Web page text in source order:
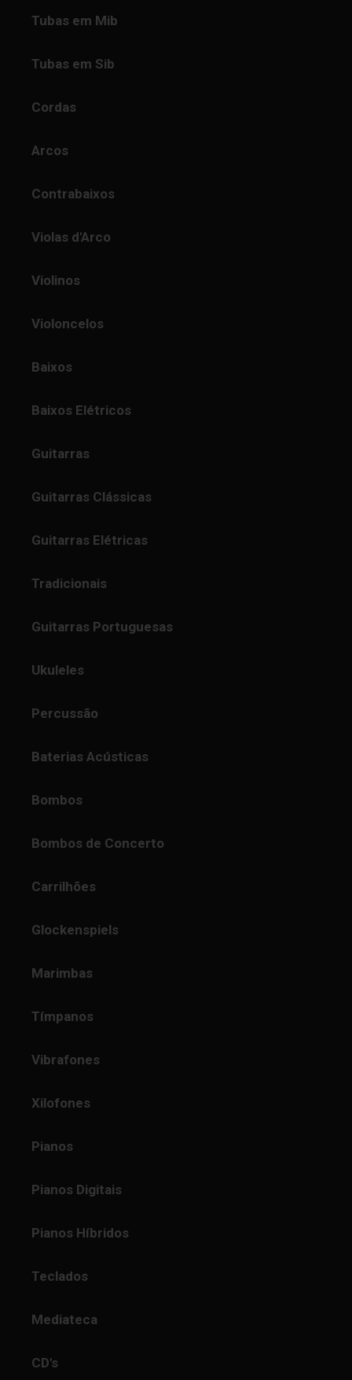
Tubas em Mib
Tubas em Sib
Cordas
Arcos
Contrabaixos
Violas d'Arco
Violinos
Violoncelos
Baixos
Baixos Elétricos
Guitarras
Guitarras Clássicas
Guitarras Elétricas
Tradicionais
Guitarras Portuguesas
Ukuleles
Percussão
Baterias Acústicas
Bombos
Bombos de Concerto
Carrilhões
Glockenspiels
Marimbas
Tímpanos
Vibrafones
Xilofones
Pianos
Pianos Digitais
Pianos Híbridos
Teclados
Mediateca
CD's